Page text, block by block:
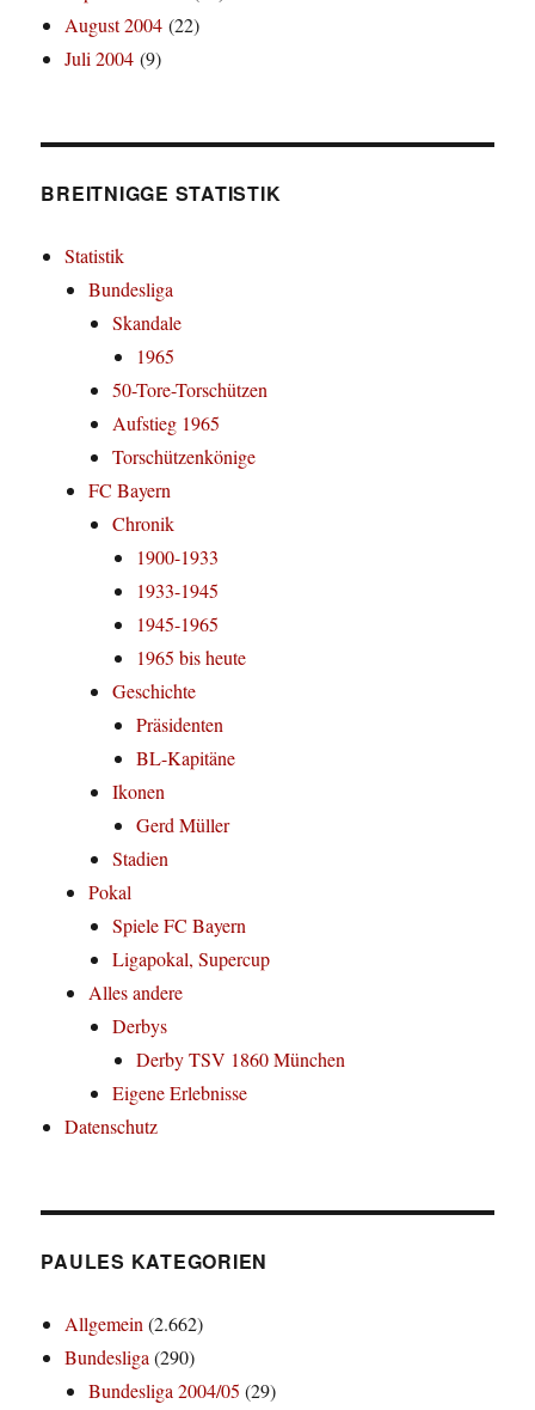
August 2004 (22)
Juli 2004 (9)
BREITNIGGE STATISTIK
Statistik
Bundesliga
Skandale
1965
50-Tore-Torschützen
Aufstieg 1965
Torschützenkönige
FC Bayern
Chronik
1900-1933
1933-1945
1945-1965
1965 bis heute
Geschichte
Präsidenten
BL-Kapitäne
Ikonen
Gerd Müller
Stadien
Pokal
Spiele FC Bayern
Ligapokal, Supercup
Alles andere
Derbys
Derby TSV 1860 München
Eigene Erlebnisse
Datenschutz
PAULES KATEGORIEN
Allgemein(2.662)
Bundesliga(290)
Bundesliga 2004/05 (29)